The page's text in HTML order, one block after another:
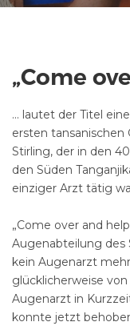
DATENSCHUTZ
„Come
... lautet der Titel
ersten tansanischen
Stirling, der in den
den Süden
einziger Arzt tätig
„Come over and
Augenabteilung des
kein Augenarzt
glücklicherweise
Augenarzt in
konnte jetzt